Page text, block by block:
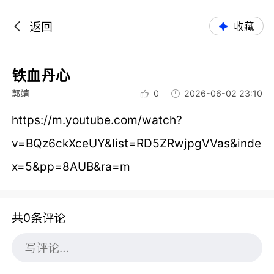
返回 收藏
铁血丹心
郭靖 0 2026-06-02 23:10
https://m.youtube.com/watch?
v=BQz6ckXceUY&list=RD5ZRwjpgVVas&inde
x=5&pp=8AUB&ra=m
共0条评论